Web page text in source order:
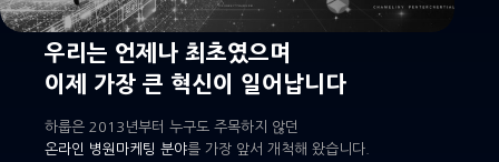
우리는 언제나 최초였으며
이제 가장 큰 혁신이 일어납니다
하룹은 2013년부터 누구도 주목하지 않던
온라인 병원마케팅 분야를 가장 앞서 개척해 왔습니다.